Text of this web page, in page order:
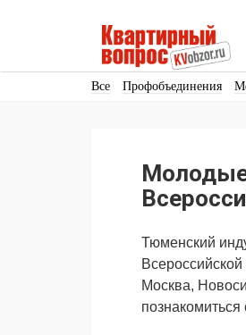
Все Профобъединения
Молодые
Тюменский
Москва,